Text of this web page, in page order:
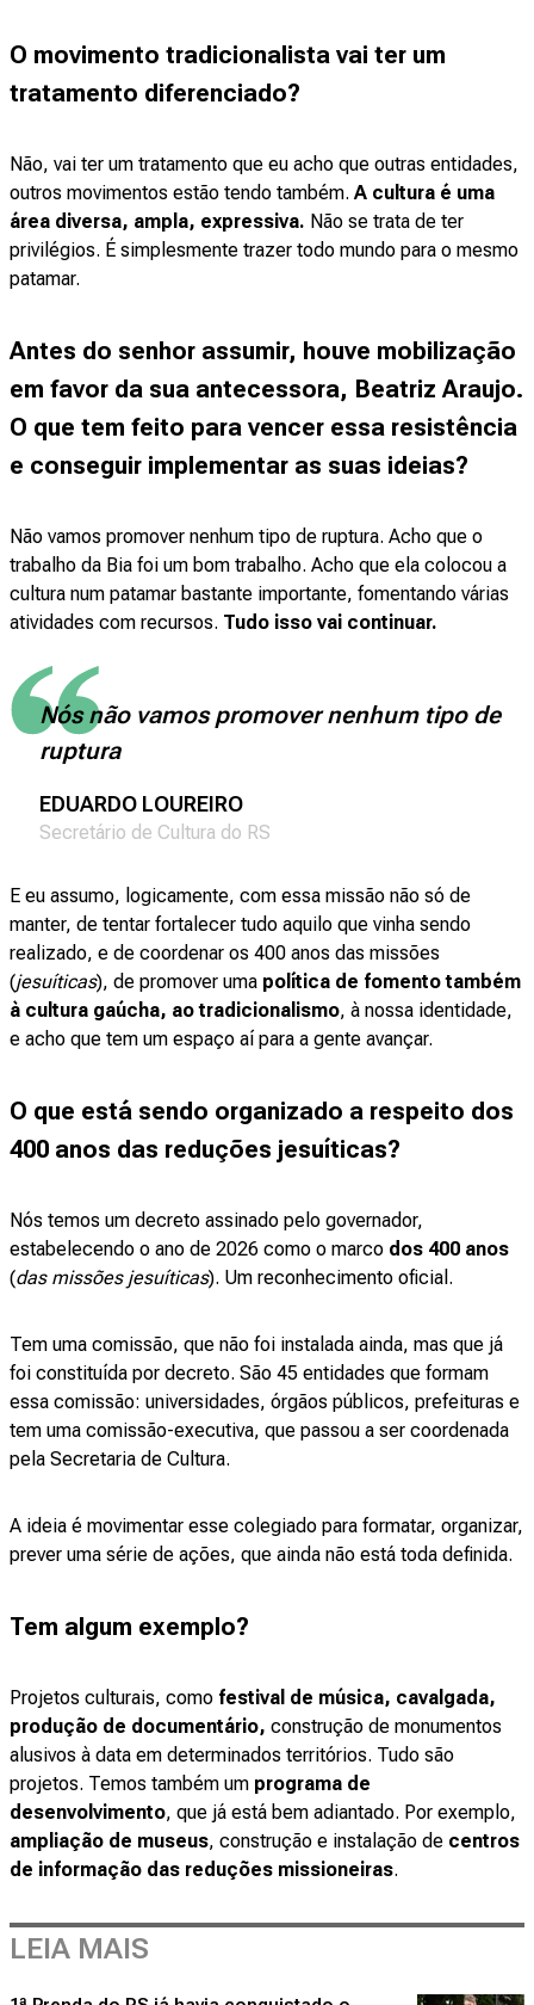
O movimento tradicionalista vai ter um
tratamento diferenciado?
Não, vai ter um tratamento que eu acho que outras entidades,
outros movimentos estão tendo também. A cultura é uma
área diversa, ampla, expressiva. Não se trata de ter
privilégios. É simplesmente trazer todo mundo para o mesmo
patamar.
Antes do senhor assumir, houve mobilização
em favor da sua antecessora, Beatriz Araujo.
O que tem feito para vencer essa resistência
e conseguir implementar as suas ideias?
Não vamos promover nenhum tipo de ruptura. Acho que o
trabalho da Bia foi um bom trabalho. Acho que ela colocou a
cultura num patamar bastante importante, fomentando várias
atividades com recursos. Tudo isso vai continuar.
Nós não vamos promover nenhum tipo de
ruptura
EDUARDO LOUREIRO
Secretário de Cultura do RS
E eu assumo, logicamente, com essa missão não só de
manter, de tentar fortalecer tudo aquilo que vinha sendo
realizado, e de coordenar os 400 anos das missões
(jesuíticas), de promover uma política de fomento também
à cultura gaúcha, ao tradicionalismo, à nossa identidade,
e acho que tem um espaço aí para a gente avançar.
O que está sendo organizado a respeito dos
400 anos das reduções jesuíticas?
Nós temos um decreto assinado pelo governador,
estabelecendo o ano de 2026 como o marco dos 400 anos
(das missões jesuíticas). Um reconhecimento oficial.
Tem uma comissão, que não foi instalada ainda, mas que já
foi constituída por decreto. São 45 entidades que formam
essa comissão: universidades, órgãos públicos, prefeituras e
tem uma comissão-executiva, que passou a ser coordenada
pela Secretaria de Cultura.
A ideia é movimentar esse colegiado para formatar, organizar,
prever uma série de ações, que ainda não está toda definida.
Tem algum exemplo?
Projetos culturais, como festival de música, cavalgada,
produção de documentário, construção de monumentos
alusivos à data em determinados territórios. Tudo são
projetos. Temos também um programa de
desenvolvimento, que já está bem adiantado. Por exemplo,
ampliação de museus, construção e instalação de centros
de informação das reduções missioneiras.
LEIA MAIS